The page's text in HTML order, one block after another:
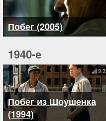
Побег (2005)
1940-е
Побег из Шоушенка
(1994)
9.3